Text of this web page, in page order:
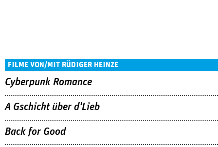
FILME VON/MIT RÜDIGER HEINZE
Cyberpunk Romance
A Gschicht über d'Lieb
Back for Good